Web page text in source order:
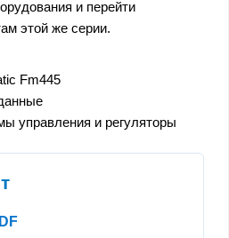
и перейти
этой же серии.
Fm445
управления и регуляторы